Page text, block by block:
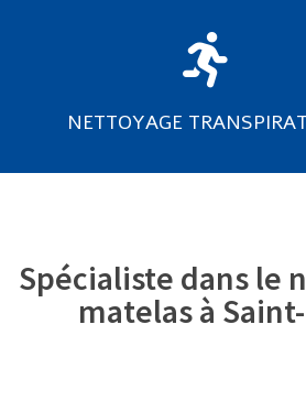
NETTOYAGE
Spécialiste dans le
matelas à